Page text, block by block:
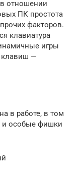
отношении
ПК простота
факторов.
клавиатура
игры
клавиш —
в работе, в том
и особые фишки